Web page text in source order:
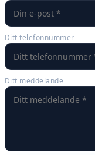
Ditt telefonnummer
Ditt meddelande